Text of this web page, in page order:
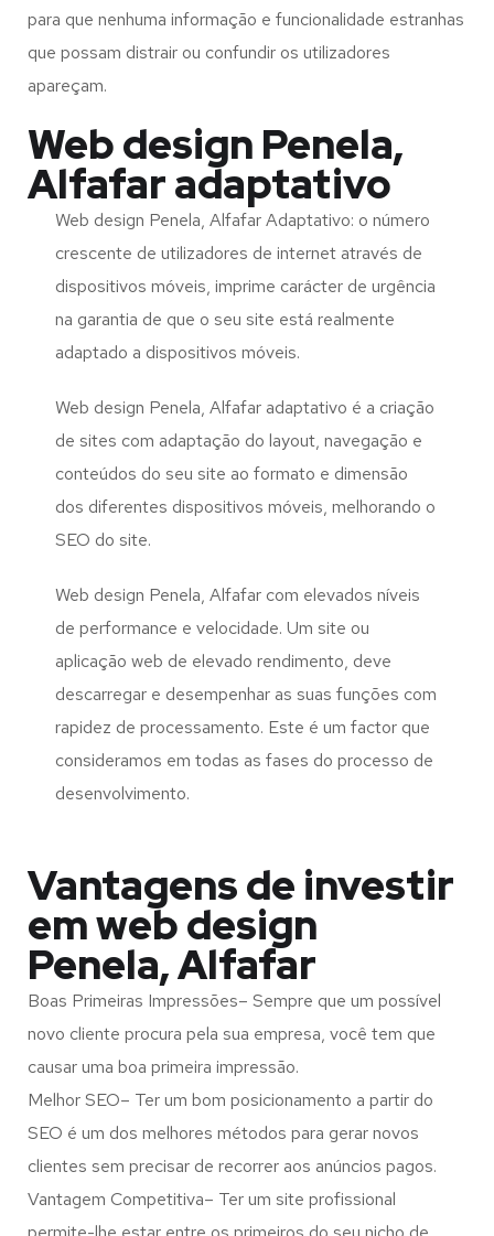
para que nenhuma informação e funcionalidade estranhas
que possam distrair ou confundir os utilizadores
apareçam.
Web design Penela,
Alfafar adaptativo
Web design Penela, Alfafar Adaptativo: o número
crescente de utilizadores de internet através de
dispositivos móveis, imprime carácter de urgência
na garantia de que o seu site está realmente
adaptado a dispositivos móveis.
Web design Penela, Alfafar adaptativo é a criação
de sites com adaptação do layout, navegação e
conteúdos do seu site ao formato e dimensão
dos diferentes dispositivos móveis, melhorando o
SEO do site.
Web design Penela, Alfafar com elevados níveis
de performance e velocidade. Um site ou
aplicação web de elevado rendimento, deve
descarregar e desempenhar as suas funções com
rapidez de processamento. Este é um factor que
consideramos em todas as fases do processo de
desenvolvimento.
Vantagens de investir
em web design
Penela, Alfafar
Boas Primeiras Impressões– Sempre que um possível
novo cliente procura pela sua empresa, você tem que
causar uma boa primeira impressão.
Melhor SEO– Ter um bom posicionamento a partir do
SEO é um dos melhores métodos para gerar novos
clientes sem precisar de recorrer aos anúncios pagos.
Vantagem Competitiva– Ter um site profissional